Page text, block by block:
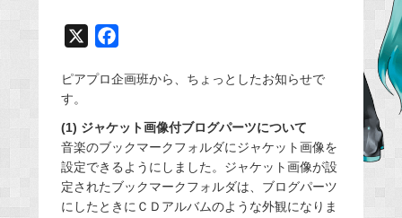
c
b
o
o
ピアプロ企画班から、ちょっとしたお知らせで
す。
(1) ジャケット画像付ブログパーツについて
音楽のブックマークフォルダにジャケット画像を
設定できるようにしました。ジャケット画像が設
定されたブックマークフォルダは、ブログパーツ
にしたときにＣＤアルバムのような外観になりま